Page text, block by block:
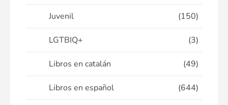
Juvenil (150)
LGTBIQ+ (3)
Libros en catalán (49)
Libros en español (644)